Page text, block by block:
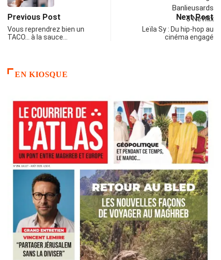
Previous Post
Vous reprendrez bien un
TACO… à la sauce…
Next Post
Leïla Sy : Du hip-hop au
cinéma engagé
EN KIOSQUE